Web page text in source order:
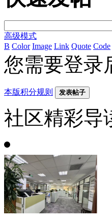
高级模式
B Color Image Link Quote Code
您需要登录
本版积分规则 发表帖子
社区精彩导